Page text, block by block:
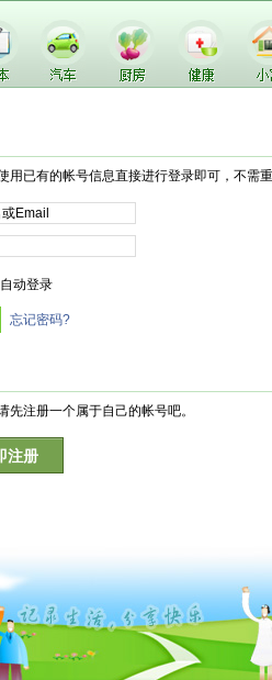
用已有的帐号信息直接进行登录即可，不需
动登录
忘记密码?
注册一个属于自己的帐号吧。
注册